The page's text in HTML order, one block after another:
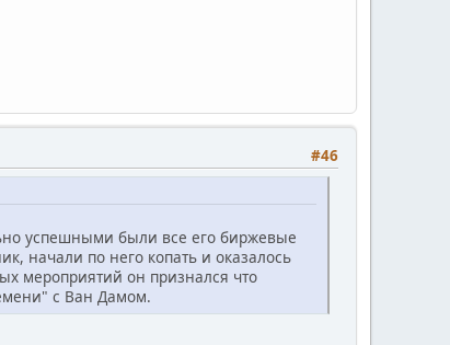
#46
успешными были все его биржевые
начали по него копать и оказалось
мероприятий он признался что
с Ван Дамом.